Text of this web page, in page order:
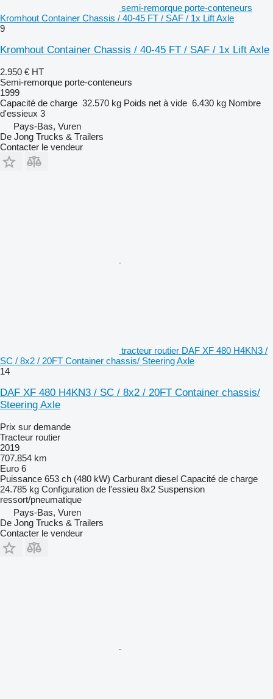
semi-remorque porte-conteneurs
Kromhout Container Chassis / 40-45 FT / SAF / 1x Lift Axle
9
Kromhout Container Chassis / 40-45 FT / SAF / 1x Lift Axle
2.950 € HT
Semi-remorque porte-conteneurs
1999
Capacité de charge 32.570 kg Poids net à vide 6.430 kg Nombre
d'essieux 3
Pays-Bas, Vuren
De Jong Trucks & Trailers
Contacter le vendeur
tracteur routier DAF XF 480 H4KN3 /
SC / 8x2 / 20FT Container chassis/ Steering Axle
14
DAF XF 480 H4KN3 / SC / 8x2 / 20FT Container chassis/
Steering Axle
Prix sur demande
Tracteur routier
2019
707.854 km
Euro 6
Puissance 653 ch (480 kW) Carburant diesel Capacité de charge
24.785 kg Configuration de l'essieu 8x2 Suspension
ressort/pneumatique
Pays-Bas, Vuren
De Jong Trucks & Trailers
Contacter le vendeur